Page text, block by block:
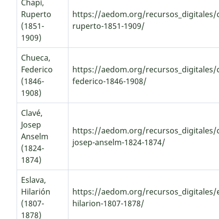
Chapí,
Ruperto
(1851-
1909)
https://aedom.org/recursos_digitales/
ruperto-1851-1909/
Chueca,
Federico
(1846-
1908)
https://aedom.org/recursos_digitales/
federico-1846-1908/
Clavé,
Josep
Anselm
(1824-
1874)
https://aedom.org/recursos_digitales/
josep-anselm-1824-1874/
Eslava,
Hilarión
(1807-
1878)
https://aedom.org/recursos_digitales/
hilarion-1807-1878/